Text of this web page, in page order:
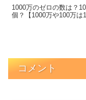
1000万のゼロの数は？
個？【1000万や100万は
コメント